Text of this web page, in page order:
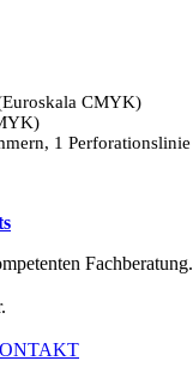
CMYK)
1 Perforationslinie
Fachberatung.